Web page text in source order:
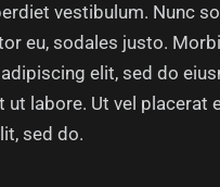
vestibulum. Nunc
eu, sodales justo.
elit, sed do
labore. Ut vel placerat
sed do.